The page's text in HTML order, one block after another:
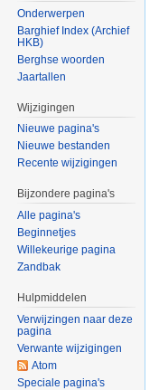
Onderwerpen
Barghief Index (Archief
HKB)
Berghse woorden
Jaartallen
Wijzigingen
Nieuwe pagina's
Nieuwe bestanden
Recente wijzigingen
Bijzondere pagina's
Alle pagina's
Beginnetjes
Willekeurige pagina
Zandbak
Hulpmiddelen
Verwijzingen naar deze
pagina
Verwante wijzigingen
Atom
Speciale pagina's